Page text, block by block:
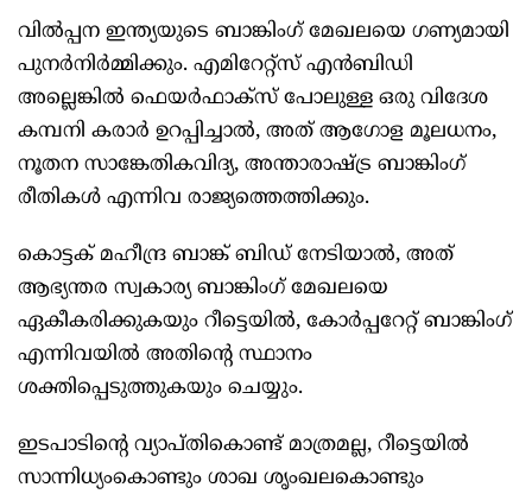
വില്‍പ്പന ഇന്ത്യയുടെ ബാങ്കിംഗ് മേഖലയെ ഗണ്യമായി
പുനര്‍നിര്‍മ്മിക്കും. എമിറേറ്റ്സ് എന്‍ബിഡി
അല്ലെങ്കില്‍ ഫെയര്‍ഫാക്സ് പോലുള്ള ഒരു വിദേശ
കമ്പനി കരാര്‍ ഉറപ്പിച്ചാല്‍, അത് ആഗോള മൂലധനം,
നൂതന സാങ്കേതികവിദ്യ, അന്താരാഷ്ട്ര ബാങ്കിംഗ്
രീതികള്‍ എന്നിവ രാജ്യത്തെത്തിക്കും.
കൊട്ടക് മഹീന്ദ്ര ബാങ്ക് ബിഡ് നേടിയാല്‍, അത്
ആഭ്യന്തര സ്വകാര്യ ബാങ്കിംഗ് മേഖലയെ
ഏകീകരിക്കുകയും റീട്ടെയില്‍, കോര്‍പ്പറേറ്റ് ബാങ്കിംഗ്
എന്നിവയില്‍ അതിന്റെ സ്ഥാനം
ശക്തിപ്പെടുത്തുകയും ചെയ്യും.
ഇടപാടിന്റെ വ്യാപ്തികൊണ്ട് മാത്രമല്ല, റീട്ടെയില്‍
സാന്നിധ്യംകൊണ്ടും ശാഖ ശൃംഖലകൊണ്ടും